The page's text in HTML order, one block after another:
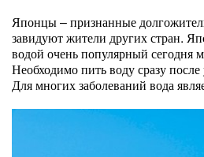
Японцы – признанные
завидуют жители других стран.
водой очень популярный сегодня
Необходимо пить воду сразу
Для многих заболеваний вода